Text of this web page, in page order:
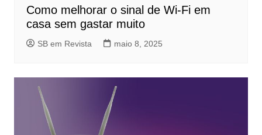
Como melhorar o sinal de Wi-Fi em
casa sem gastar muito
SB em Revista maio 8, 2025